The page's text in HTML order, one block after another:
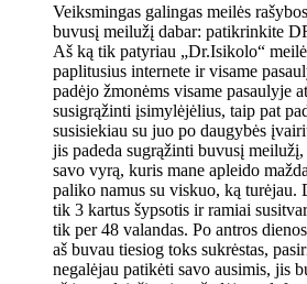
Veiksmingas galingas meilės
buvusį meilužį dabar: patikrinkite
Aš ką tik patyriau „Dr.Isikolo“
paplitusius internete ir visame
padėjo žmonėms visame pasaulyje
susigrąžinti įsimylėjėlius, taip pat
susisiekiau su juo po daugybės
jis padeda sugrąžinti buvusį
savo vyrą, kuris mane apleido
paliko namus su viskuo, ką
tik 3 kartus šypsotis ir ramiai
tik per 48 valandas. Po antros
aš buvau tiesiog toks sukrėstas,
negalėjau patikėti savo ausimis, jis